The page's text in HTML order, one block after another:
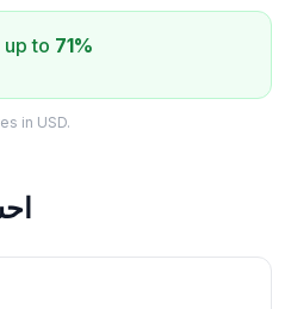
up to 71%
in USD.